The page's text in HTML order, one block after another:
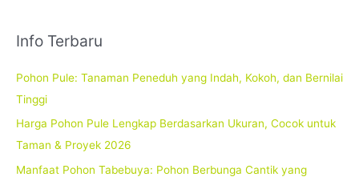
Info Terbaru
Pohon Pule: Tanaman Peneduh yang Indah, Kokoh, dan Bernilai
Tinggi
Harga Pohon Pule Lengkap Berdasarkan Ukuran, Cocok untuk
Taman & Proyek 2026
Manfaat Pohon Tabebuya: Pohon Berbunga Cantik yang